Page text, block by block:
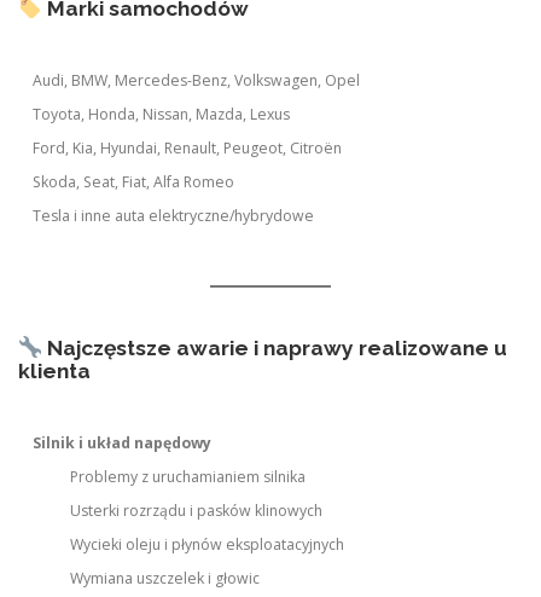
Marki samochodów
Audi, BMW, Mercedes-Benz, Volkswagen, Opel
Toyota, Honda, Nissan, Mazda, Lexus
Ford, Kia, Hyundai, Renault, Peugeot, Citroën
Skoda, Seat, Fiat, Alfa Romeo
Tesla i inne auta elektryczne/hybrydowe
Najczęstsze awarie i naprawy realizowane u
klienta
Silnik i układ napędowy
Problemy z uruchamianiem silnika
Usterki rozrządu i pasków klinowych
Wycieki oleju i płynów eksploatacyjnych
Wymiana uszczelek i głowic